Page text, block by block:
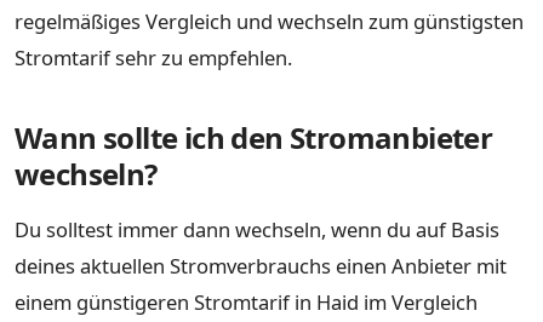
regelmäßiges Vergleich und wechseln zum günstigsten
Stromtarif sehr zu empfehlen.
Wann sollte ich den Stromanbieter
wechseln?
Du solltest immer dann wechseln, wenn du auf Basis
deines aktuellen Stromverbrauchs einen Anbieter mit
einem günstigeren Stromtarif in Haid im Vergleich